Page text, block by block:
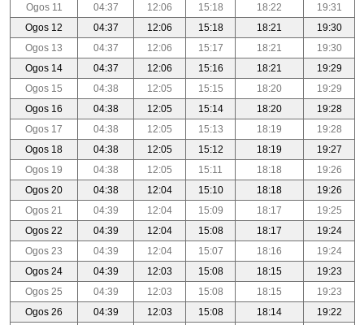
Ogos 11
04:37 12:06 15:18 18:22
19:31
Ogos 12
04:37 12:06 15:18 18:21
19:30
Ogos 13
04:37 12:06 15:17 18:21
19:30
Ogos 14
04:37 12:06 15:16 18:21
19:29
Ogos 15
04:38 12:05 15:15 18:20
19:29
Ogos 16
04:38 12:05 15:14 18:20
19:28
Ogos 17
04:38 12:05 15:13 18:19
19:28
Ogos 18
04:38 12:05 15:12 18:19
19:27
Ogos 19
04:38 12:05 15:11 18:18
19:26
Ogos 20
04:38 12:04 15:10 18:18
19:26
Ogos 21
04:39 12:04 15:09 18:17
19:25
Ogos 22
04:39 12:04 15:08 18:17
19:24
Ogos 23
04:39 12:04 15:07 18:16
19:24
Ogos 24
04:39 12:03 15:08 18:15
19:23
Ogos 25
04:39 12:03 15:08 18:15
19:23
Ogos 26
04:39 12:03 15:08 18:14
19:22